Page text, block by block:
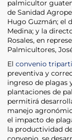
palmicultor
de Sanidad
Hugo Guzmán; el
Medina; y la
Rosales, en
Palmicultores,
El convenio
preventiva y
ingreso de plagas
plantaciones de
permitirá
manejo
el impacto de
la productividad